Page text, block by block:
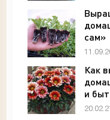
сам»
Как
и